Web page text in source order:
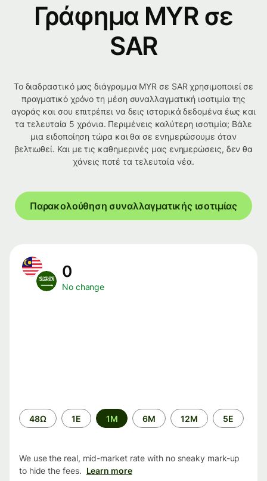
Γράφημα MYR σε
SAR
Το διαδραστικό μας διάγραμμα MYR σε SAR χρησιμοποιεί σε
πραγματικό χρόνο τη μέση συναλλαγματική ισοτιμία της
αγοράς και σου επιτρέπει να δεις ιστορικά δεδομένα έως και
τα τελευταία 5 χρόνια. Περιμένεις καλύτερη ισοτιμία; Βάλε
μια ειδοποίηση τώρα και θα σε ενημερώσουμε όταν
βελτιωθεί. Και με τις καθημερινές μας ενημερώσεις, δεν θα
χάνεις ποτέ τα τελευταία νέα.
Παρακολούθηση συναλλαγματικής ισοτιμίας
0
No change
Time
period
48Ω 1Ε 1M 6M 12M 5Ε
We use the real, mid-market rate with no sneaky mark-up
to hide the fees. Learn more